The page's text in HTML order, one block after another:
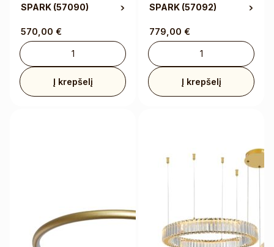
SPARK (57090)
570,00 €
Į krepšelį
SPARK (57092)
779,00 €
Į krepšelį